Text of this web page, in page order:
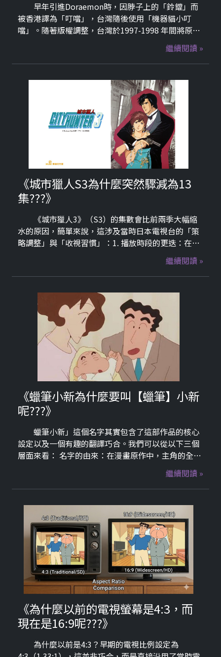
早年引進Doraemon時，因脖子上的「鈴鐺」而
被香港譯為「叮噹」，台灣隨後使用「機器貓小叮
噹」。隨著版權調整，台灣於1997-1998 年間將原本
通用的「小叮噹」正式更名為「哆啦A夢」。主要原
因是為了遵循原作者藤子·F·不二雄的遺願，將全球
名稱統一為日文音譯，以品牌國際化。
繼續閱讀 »
《城市獵人S3為什麼突然驟減為13
集???》
《城市獵人3》（S3）的集數會比前兩季大幅縮
水的原因，簡單來說，這涉及當時日本電視台的「策
略調整」與「收視習慣」：1. 播放時段的更迭：在
1980 年代，日本動畫的黃金時段通常是每週一集，一
季約 26 集（半年份）或 52 集（一年份）。繼續閱讀 »
《蠟筆小新為什麼要叫【蠟筆】小新
呢???》
蠟筆小新」這個名字其實包含了這部作品的核心
設定以及一個有趣的翻譯巧合。我們可以從以下三個
層面來看： 名字的由來：在漫畫原作中，主角的全名
是「野原新之助」。廣志在美冴快生小孩時，原本想
了四個名字：「新一」、「之助」、「幸一」、「廣
志二世」。
繼續閱讀 »
《為什麼以前的電視螢幕是4:3，而
現在是16:9呢???》
為什麼以前是4:3？早期的電視比例設定為